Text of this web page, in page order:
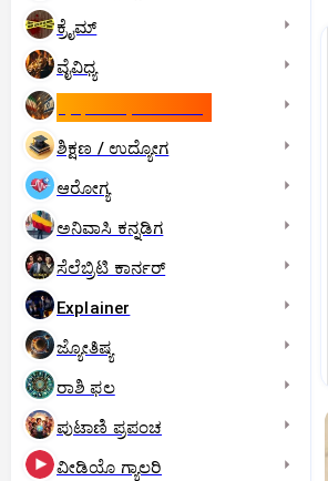
ಕ್ರೈಮ್
ವೈವಿಧ್ಯ
ಶಿಕ್ಷಣ / ಉದ್ಯೋಗ
ಆರೋಗ್ಯ
ಅನಿವಾಸಿ ಕನ್ನಡಿಗ
ಸೆಲೆಬ್ರಿಟಿ ಕಾರ್ನರ್‌
Explainer
ಜ್ಯೋತಿಷ್ಯ
ರಾಶಿ ಫಲ
ಪುಟಾಣಿ ಪ್ರಪಂಚ
ವೀಡಿಯೊ ಗ್ಯಾಲರಿ